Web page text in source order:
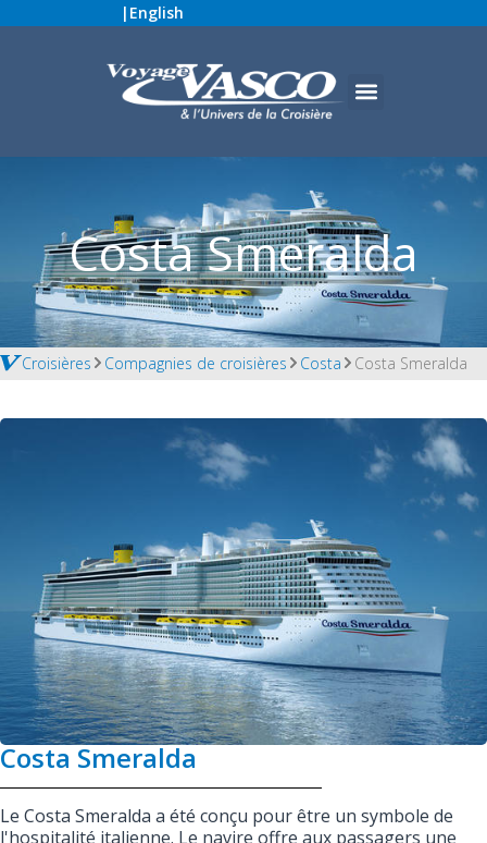
| English
Costa Smeralda
Croisières Compagnies de croisières Costa Costa Smeralda
Costa Smeralda
Le Costa Smeralda a été conçu pour être un symbole de
l'hospitalité italienne. Le navire offre aux passagers une